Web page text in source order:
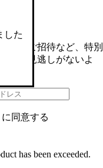
した
す
別なご招待など、特別
。お見逃しがないよ
い。
に同意する
has been exceeded.